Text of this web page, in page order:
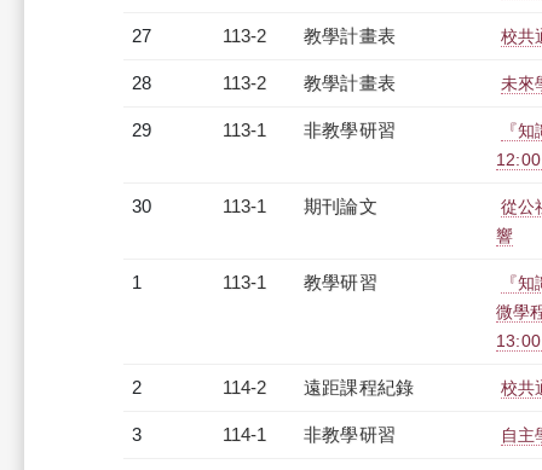
27 113-2 教學計畫表 校共
28 113-2 教學計畫表 未來
29 113-1 非教學研習
『
30 113-1 期刊論文
從公
響
1 113-1 教學研習
『
微學
2 114-2 遠距課程紀錄 校共
3 114-1 非教學研習 自主